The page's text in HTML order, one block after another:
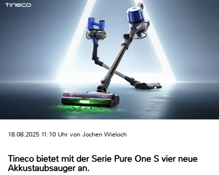
18.08.2025 11:10 Uhr von Jochen Wieloch
Tineco bietet mit der Serie Pure One S vier neue
Akkustaubsauger an.